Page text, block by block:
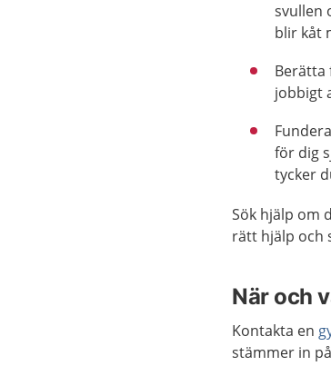
svullen
blir kåt
Berätta
jobbigt
för dig
tycker
Sök hjälp om
rätt hjälp och
När och
Kontakta en
stämmer in